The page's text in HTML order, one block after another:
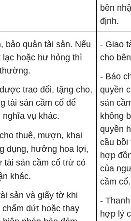
bên
định.
bảo quản tài sản. Nếu
lạc hoặc hư hỏng thì
trao đổi, tặng cho,
tài sản cầm cố để
nghĩa vụ khác.
thuê, mượn, khai
dụng, hưởng hoa lợi,
tài sản cầm cố trừ có
khác.
sản và giấy tờ khi
chấm dứt hoặc thay
- Giao
cho
- Báo
quyền
sản
không
quyền
cầu bồi
hợp
của
cầm cố.
-
hợp lý